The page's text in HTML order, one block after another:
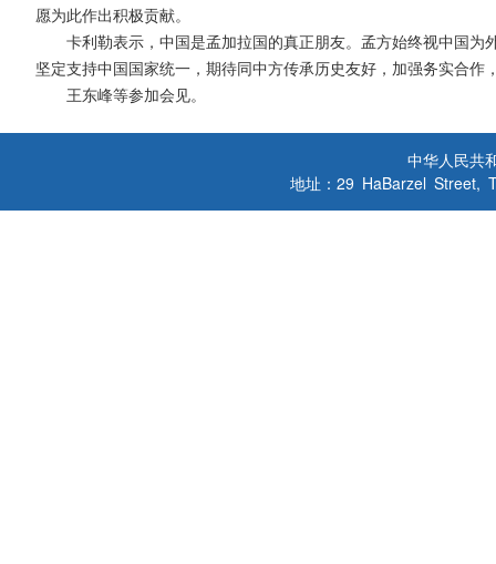
愿为此作出积极贡献。
卡利勒表示，中国是孟加拉国的真正朋友。孟方始终视中国
坚定支持中国国家统一，期待同中方传承历史友好，加强务实合作
王东峰等参加会见。
中华人民共
地址：29 HaBarzel Street,